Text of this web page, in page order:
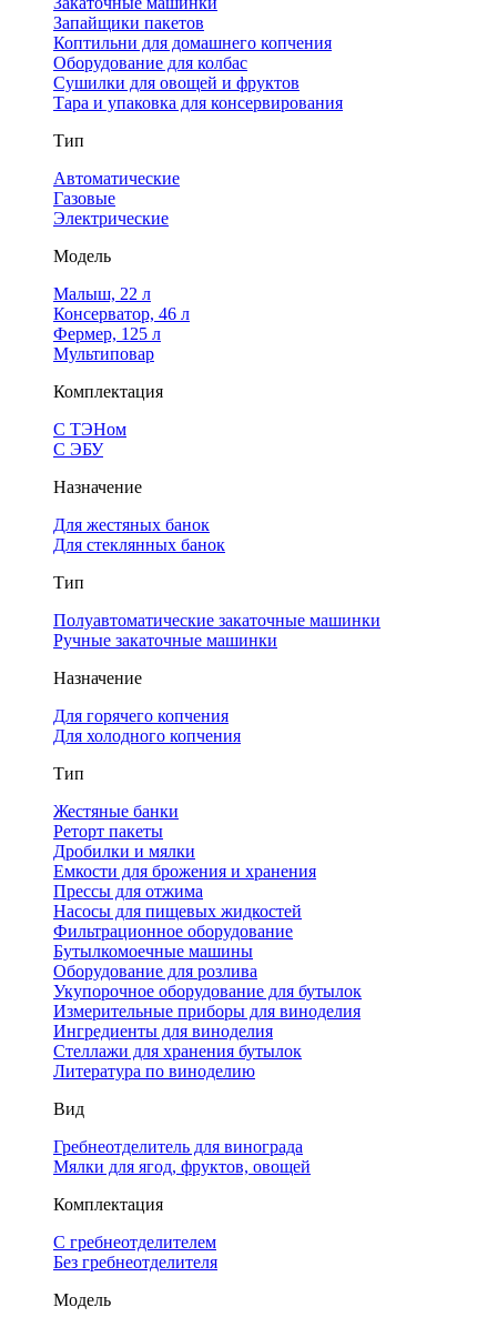
Запайщики пакетов
Коптильни для домашнего копчения
Оборудование для колбас
Сушилки для овощей и фруктов
Тара и упаковка для консервирования
Тип
Автоматические
Газовые
Электрические
Модель
Малыш, 22 л
Консерватор, 46 л
Фермер, 125 л
Мультиповар
Комплектация
С ТЭНом
С ЭБУ
Назначение
Для жестяных банок
Для стеклянных банок
Тип
Полуавтоматические закаточные машинки
Ручные закаточные машинки
Назначение
Для горячего копчения
Для холодного копчения
Тип
Жестяные банки
Реторт пакеты
Дробилки и мялки
Емкости для брожения и хранения
Прессы для отжима
Насосы для пищевых жидкостей
Фильтрационное оборудование
Бутылкомоечные машины
Оборудование для розлива
Укупорочное оборудование для бутылок
Измерительные приборы для виноделия
Ингредиенты для виноделия
Стеллажи для хранения бутылок
Литература по виноделию
Вид
Гребнеотделитель для винограда
Мялки для ягод, фруктов, овощей
Комплектация
С гребнеотделителем
Без гребнеотделителя
Модель